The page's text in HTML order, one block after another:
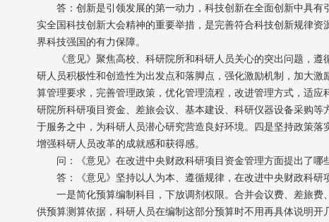
答：创新是引领发展的第一动力，科技创新在全面创新中具有
实全国科技创新大会精神的重要举措，是完善符合科技创新规律
界科技强国的有力保障。
《意见》聚焦高校、科研院所和科研人员关心的突出问题，遵
研人员积极性和创造性为出发点和落脚点，强化激励机制，加大
算管理要求，完善管理政策，优化管理流程，改进管理方式，适
研院所科研项目资金、差旅会议、基本建设、科研仪器设备采购
于服务之中，为科研人员潜心研究营造良好环境。四是坚持政策落
增强科研人员改革的成就感和获得感。
问：《意见》在改进中央财政科研项目资金管理方面提出了哪
答：《意见》坚持以人为本、遵循规律，在改进中央财政科研
一是简化预算编制科目，下放调剂权限。合并会议费、差旅费
供预算测算依据，科研人员在编制这部分预算时不用再具体说明